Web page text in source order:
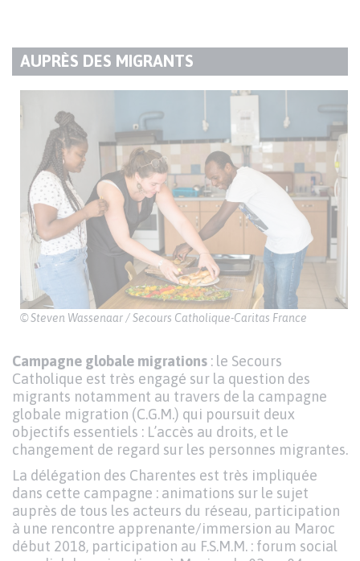
TITRE
DU
PARAGRAPHE
AUPRÈS DES MIGRANTS
© Steven Wassenaar / Secours Catholique-Caritas France
Campagne globale migrations : le Secours
Catholique est très engagé sur la question des
migrants notamment au travers de la campagne
globale migration (C.G.M.) qui poursuit deux
objectifs essentiels : L’accès au droits, et le
changement de regard sur les personnes migrantes.
La délégation des Charentes est très impliquée
dans cette campagne : animations sur le sujet
auprès de tous les acteurs du réseau, participation
à une rencontre apprenante/immersion au Maroc
début 2018, participation au F.S.M.M. : forum social